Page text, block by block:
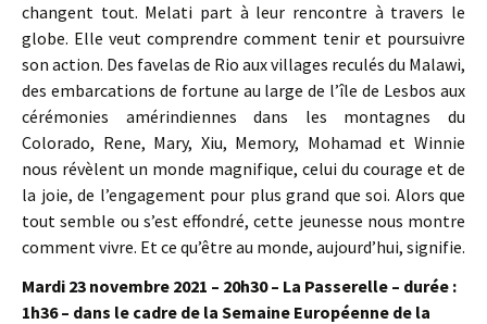
changent tout. Melati part à leur rencontre à travers le
globe. Elle veut comprendre comment tenir et poursuivre
son action. Des favelas de Rio aux villages reculés du Malawi,
des embarcations de fortune au large de l’île de Lesbos aux
cérémonies amérindiennes dans les montagnes du
Colorado, Rene, Mary, Xiu, Memory, Mohamad et Winnie
nous révèlent un monde magnifique, celui du courage et de
la joie, de l’engagement pour plus grand que soi. Alors que
tout semble ou s’est effondré, cette jeunesse nous montre
comment vivre. Et ce qu’être au monde, aujourd’hui, signifie.
Mardi 23 novembre 2021 – 20h30 – La Passerelle – durée :
1h36 – dans le cadre de la Semaine Européenne de la